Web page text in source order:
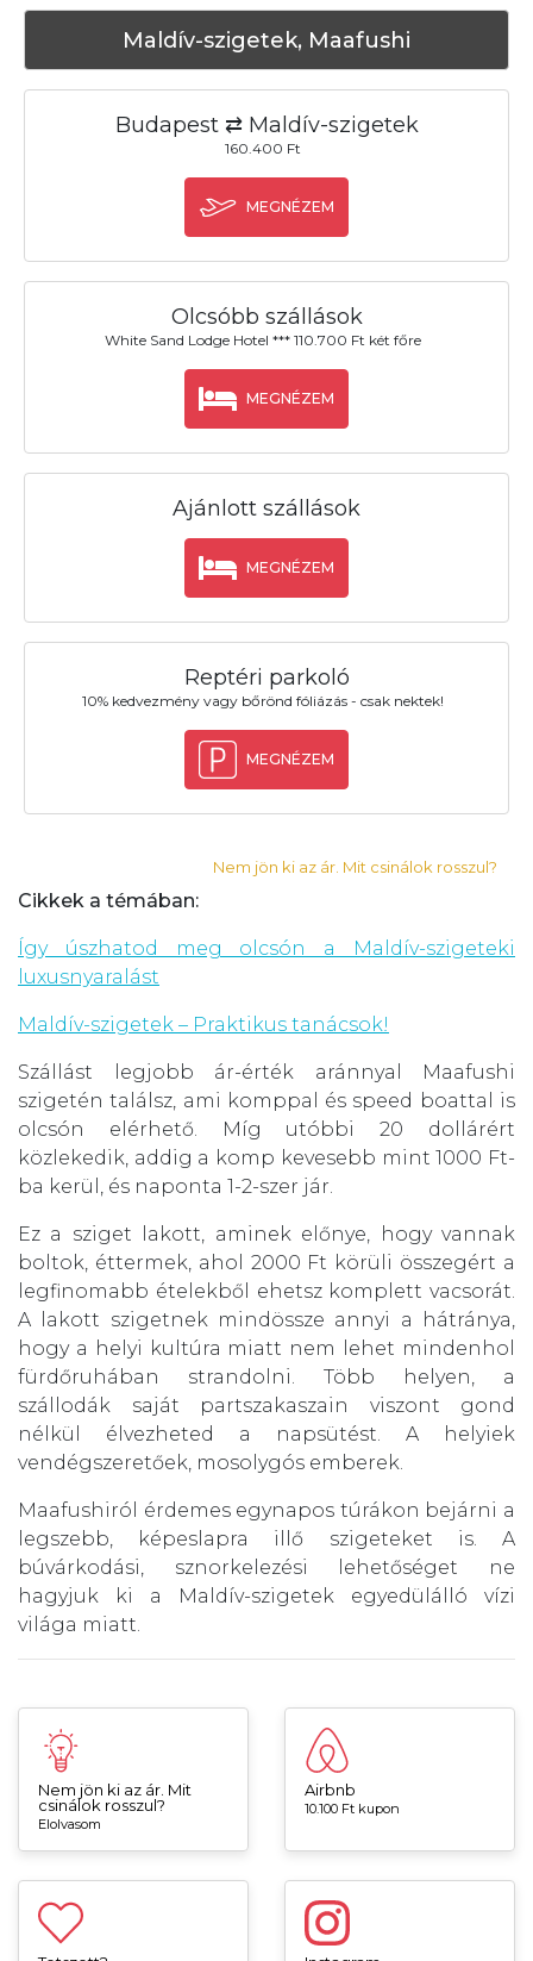
Maldív-szigetek, Maafushi
Budapest ⇄ Maldív-szigetek
160.400 Ft
MEGNÉZEM
Olcsóbb szállások
White Sand Lodge Hotel *** 110.700 Ft két főre
MEGNÉZEM
Ajánlott szállások
MEGNÉZEM
Reptéri parkoló
10% kedvezmény vagy bőrönd fóliázás - csak nektek!
MEGNÉZEM
Nem jön ki az ár. Mit csinálok rosszul?
Cikkek a témában:
Így úszhatod meg olcsón a Maldív-szigeteki
luxusnyaralást
Maldív-szigetek – Praktikus tanácsok!
Szállást legjobb ár-érték aránnyal Maafushi
szigetén találsz, ami komppal és speed boattal is
olcsón elérhető. Míg utóbbi 20 dollárért
közlekedik, addig a komp kevesebb mint 1000 Ft-
ba kerül, és naponta 1-2-szer jár.
Ez a sziget lakott, aminek előnye, hogy vannak
boltok, éttermek, ahol 2000 Ft körüli összegért a
legfinomabb ételekből ehetsz komplett vacsorát.
A lakott szigetnek mindössze annyi a hátránya,
hogy a helyi kultúra miatt nem lehet mindenhol
fürdőruhában strandolni. Több helyen, a
szállodák saját partszakaszain viszont gond
nélkül élvezheted a napsütést. A helyiek
vendégszeretőek, mosolygós emberek.
Maafushiról érdemes egynapos túrákon bejárni a
legszebb, képeslapra illő szigeteket is. A
búvárkodási, sznorkelezési lehetőséget ne
hagyjuk ki a Maldív-szigetek egyedülálló vízi
világa miatt.
Nem jön ki az ár. Mit
csinálok rosszul?
Elolvasom
Airbnb
10.100 Ft kupon